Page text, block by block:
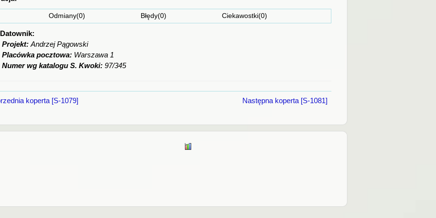
Odmiany(0) Błędy(0) Ciekawostki(0)
Andrzej Pągowski
pocztowa: Warszawa 1
wg katalogu S. Kwoki: 97/345
koperta [S-1079] Następna koperta [S-1081]